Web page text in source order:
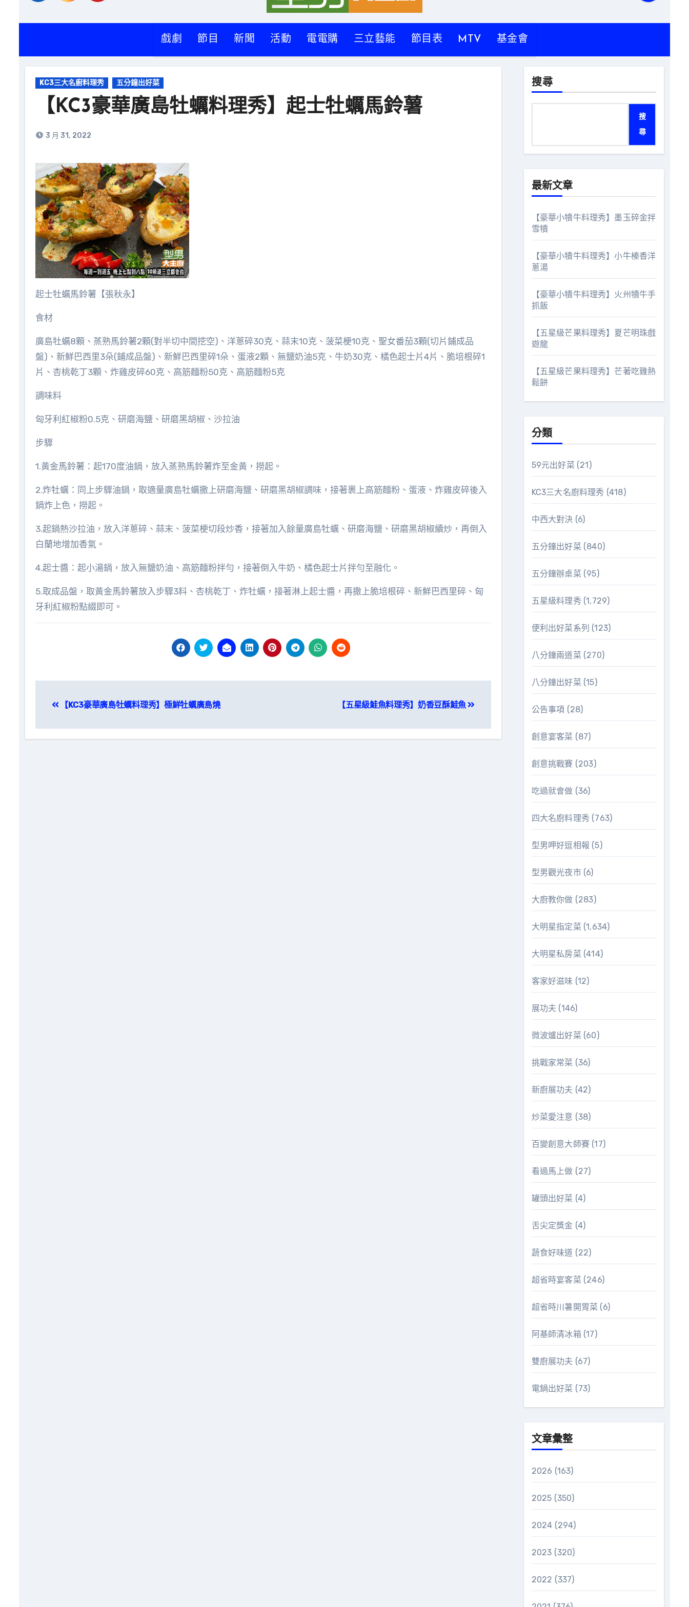
戲劇 節目 新聞 活動 電電購 三立藝能 節目表 MTV 基金會
KC3三大名廚料理秀 五分鐘出好菜
【KC3豪華廣島牡蠣料理秀】起士牡蠣馬鈴薯
3 月 31, 2022
起士牡蠣馬鈴薯【張秋永】
食材
廣島牡蠣8顆、蒸熟馬鈴薯2顆(對半切中間挖空)、洋蔥碎30克、蒜末10克、菠菜梗10克、聖女番茄3顆(切片鋪成品
盤)、新鮮巴西里3朵(鋪成品盤)、新鮮巴西里碎1朵、蛋液2顆、無鹽奶油5克、牛奶30克、橘色起士片4片、脆培根碎1
片、杏桃乾丁3顆、炸雞皮碎60克、高筋麵粉50克、高筋麵粉5克
調味料
匈牙利紅椒粉0.5克、研磨海鹽、研磨黑胡椒、沙拉油
步驟
1.黃金馬鈴薯：起170度油鍋，放入蒸熟馬鈴薯炸至金黃，撈起。
2.炸牡蠣：同上步驟油鍋，取適量廣島牡蠣撒上研磨海鹽、研磨黑胡椒調味，接著裹上高筋麵粉、蛋液、炸雞皮碎後入
鍋炸上色，撈起。
3.起鍋熱沙拉油，放入洋蔥碎、蒜末、菠菜梗切段炒香，接著加入餘量廣島牡蠣、研磨海鹽、研磨黑胡椒續炒，再倒入
白蘭地增加香氣。
4.起士醬：起小湯鍋，放入無鹽奶油、高筋麵粉拌勻，接著倒入牛奶、橘色起士片拌勻至融化。
5.取成品盤，取黃金馬鈴薯放入步驟3料、杏桃乾丁、炸牡蠣，接著淋上起士醬，再撒上脆培根碎、新鮮巴西里碎、匈
牙利紅椒粉點綴即可。
導
【KC3豪華廣島牡蠣料理秀】極鮮牡蠣廣島燒 【五星級鮭魚料理秀】奶香豆酥鮭魚
搜尋
搜
尋
最新文章
【豪華小犢牛料理秀】墨玉碎金拌
雪犢
【豪華小犢牛料理秀】小牛榛香洋
蔥湯
【豪華小犢牛料理秀】火州犢牛手
抓飯
【五星級芒果料理秀】夏芒明珠戲
遊龍
【五星級芒果料理秀】芒著吃雞熱
鬆餅
分類
59元出好菜 (21)
KC3三大名廚料理秀 (418)
中西大對決 (6)
五分鐘出好菜 (840)
五分鐘辦桌菜 (95)
五星級料理秀(1,729)
便利出好菜系列 (123)
八分鐘兩道菜 (270)
八分鐘出好菜 (15)
公告事項 (28)
創意宴客菜 (87)
創意挑戰賽 (203)
吃過就會做 (36)
四大名廚料理秀(763)
型男呷好逗相報 (5)
型男觀光夜市(6)
大廚教你做 (283)
大明星指定菜 (1,634)
大明星私房菜 (414)
客家好滋味 (12)
展功夫 (146)
微波爐出好菜 (60)
挑戰家常菜 (36)
新廚展功夫 (42)
炒菜愛注意 (38)
百變創意大師賽(17)
看過馬上做 (27)
罐頭出好菜 (4)
舌尖定獎金 (4)
蔬食好味道 (22)
超省時宴客菜 (246)
超省時川暑開胃菜 (6)
阿基師清冰箱(17)
雙廚展功夫 (67)
電鍋出好菜 (73)
文章彙整
2026 (163)
2025 (350)
2024 (294)
2023 (320)
2022 (337)